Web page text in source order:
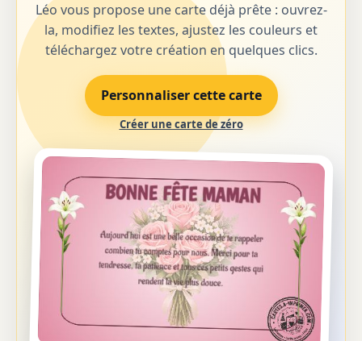
Léo vous propose une carte déjà prête : ouvrez-
la, modifiez les textes, ajustez les couleurs et
téléchargez votre création en quelques clics.
Personnaliser cette carte
Créer une carte de zéro